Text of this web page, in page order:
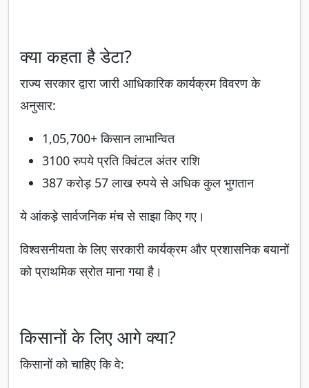
क्या कहता है डेटा?
राज्य सरकार द्वारा जारी आधिकारिक कार्यक्रम विवरण के
अनुसार:
1,05,700+ किसान लाभान्वित
3100 रुपये प्रति क्विंटल अंतर राशि
387 करोड़ 57 लाख रुपये से अधिक कुल भुगतान
ये आंकड़े सार्वजनिक मंच से साझा किए गए।
विश्वसनीयता के लिए सरकारी कार्यक्रम और प्रशासनिक बयानों
को प्राथमिक स्रोत माना गया है।
किसानों के लिए आगे क्या?
किसानों को चाहिए कि वे: